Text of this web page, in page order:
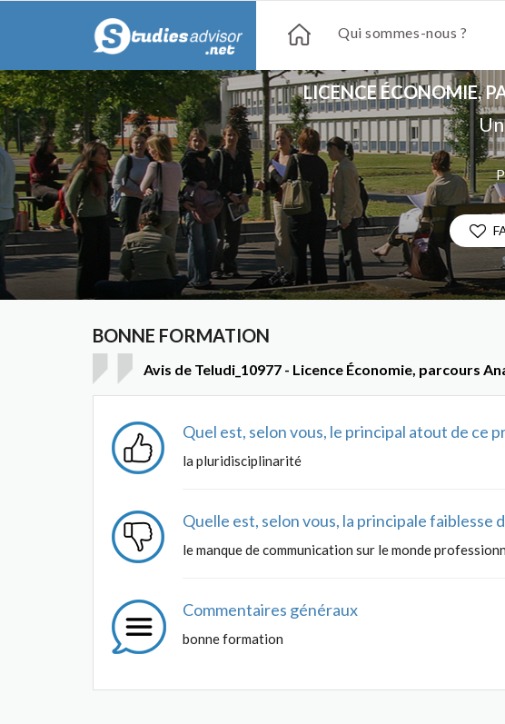
Qui sommes-nous ?
LICENCE ÉCONOMIE,
BONNE FORMATION
Avis de Teludi_10977 - Licence Économie, parcours
Quel est, selon vous, le principal atout de ce
la pluridisciplinarité
Quelle est, selon vous, la principale faiblesse
le manque de communication sur le monde
Commentaires généraux
bonne formation